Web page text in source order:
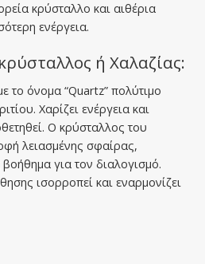
κρύσταλλο και αιθέρια
ενέργεια.
ή Χαλαζίας:
το όνομα “Quartz” πολύτιμο
Χαρίζει ενέργεια και
Ο κρύσταλλος του
λειασμένης σφαίρας,
για τον διαλογισμό.
ισορροπεί και εναρμονίζει